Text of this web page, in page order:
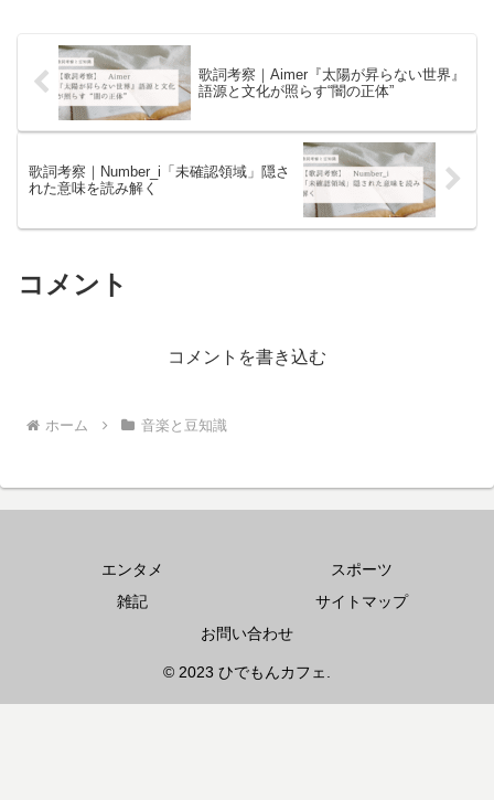
歌詞考察｜Aimer『太陽が昇らない世界』
語源と文化が照らす“闇の正体”
歌詞考察｜Number_i「未確認領域」隠さ
れた意味を読み解く
コメント
コメントを書き込む
ホーム 音楽と豆知識
エンタメ
スポーツ
雑記
サイトマップ
お問い合わせ
© 2023 ひでもんカフェ.